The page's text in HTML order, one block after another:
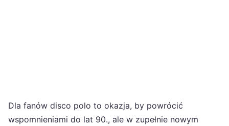
Dla fanów disco polo to okazja, by powrócić
wspomnieniami do lat 90., ale w zupełnie nowym